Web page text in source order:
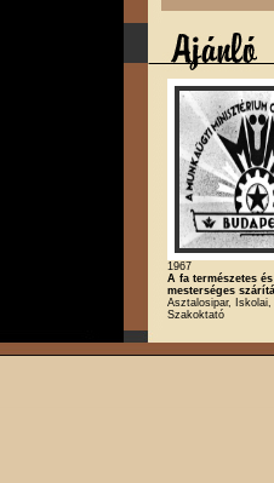
1967
A fa természetes és
mesterséges
Asztalosipar,
Szakoktató